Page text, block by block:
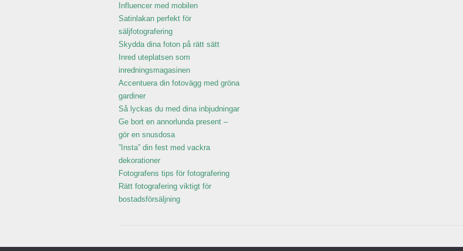
Influencer med mobilen
Satinlakan perfekt för
säljfotografering
Skydda dina foton på rätt sätt
Inred uteplatsen som
inredningsmagasinen
Accentuera din fotovägg med gröna
gardiner
Så lyckas du med dina inbjudningar
Ge bort en annorlunda present –
gör en snusdosa
”Insta” din fest med vackra
dekorationer
Fotografens tips för fotografering
Rätt fotografering viktigt för
bostadsförsäljning